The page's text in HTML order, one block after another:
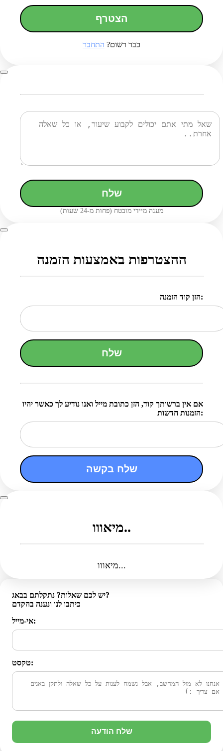
הצטרף
כבר רשום? התחבר
שלח
מענה מיידי מובטח (פחות מ-24 שעות)
ההצטרפות באמצעות הזמנה
הזן קוד הזמנה:
שלח
אם אין ברשותך קוד, הזן כתובת מייל ואנו נודיע לך כאשר יהיו
הזמנות חדשות:
שלח בקשה
מיאווו..
מיאווו...
יש לכם שאלות? נתקלתם בבאג?
כיתבו לנו ונענה בהקדם
אי-מייל:
טקסט:
שלח הודעה